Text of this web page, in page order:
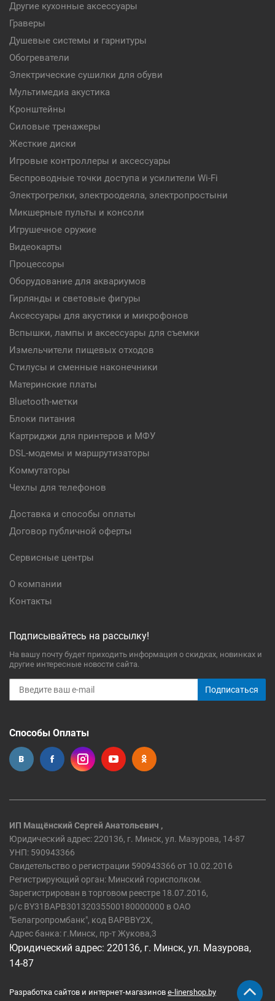
Другие кухонные аксессуары
Граверы
Душевые системы и гарнитуры
Обогреватели
Электрические сушилки для обуви
Мультимедиа акустика
Кронштейны
Силовые тренажеры
Жесткие диски
Игровые контроллеры и аксессуары
Беспроводные точки доступа и усилители Wi-Fi
Электрогрелки, электроодеяла, электропростыни
Микшерные пульты и консоли
Игрушечное оружие
Видеокарты
Процессоры
Оборудование для аквариумов
Гирлянды и световые фигуры
Аксессуары для акустики и микрофонов
Вспышки, лампы и аксессуары для съемки
Измельчители пищевых отходов
Стилусы и сменные наконечники
Материнские платы
Bluetooth-метки
Блоки питания
Картриджи для принтеров и МФУ
DSL-модемы и маршрутизаторы
Коммутаторы
Чехлы для телефонов
Доставка и способы оплаты
Договор публичной оферты
Сервисные центры
О компании
Контакты
Подписывайтесь на рассылку!
На вашу почту будет приходить информация о скидках, новинках и
другие интересные новости сайта.
Подписаться
Способы Оплаты
ИП Мащёнский Сергей Анатольевич ,
Юридический адрес: 220136, г. Минск, ул. Мазурова, 14-87
УНП: 590943366
Свидетельство о регистрации 590943366 от 10.02.2016
Регистрирующий орган: Минский горисполком.
Зарегистрирован в торговом реестре 18.07.2016,
р/c BY31BAPB30132035500180000000 в ОАО
"Белагропромбанк", код BAPBBY2X,
Адрес банка: г.Минск, пр-т Жукова,3
Юридический адрес: 220136, г. Минск, ул. Мазурова,
14-87
Разработка сайтов и интернет-магазинов e-linershop.by